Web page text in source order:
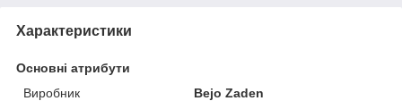
Характеристики
Основні атрибути
Виробник
Bejo Zaden